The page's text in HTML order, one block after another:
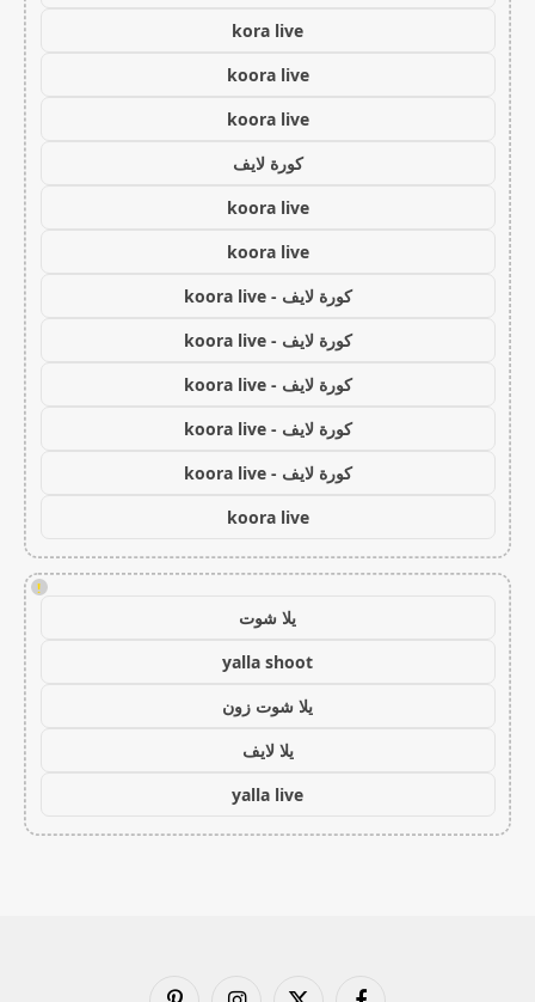
kora live
koora live
koora live
كورة لايف
koora live
koora live
كورة لايف - koora live
كورة لايف - koora live
كورة لايف - koora live
كورة لايف - koora live
كورة لايف - koora live
koora live
!
يلا شوت
yalla shoot
يلا شوت زون
يلا لايف
yalla live